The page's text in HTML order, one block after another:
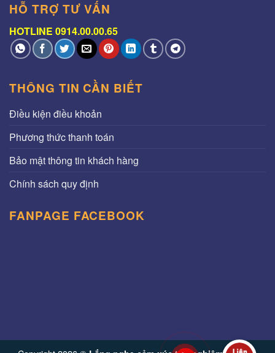
HỖ TRỢ TƯ VẤN
HOTLINE 0914.00.00.65
THÔNG TIN CẦN BIẾT
Điều kiện điều khoản
Phương thức thanh toán
Bảo mật thông tin khách hàng
Chính sách quy định
FANPAGE FACEBOOK